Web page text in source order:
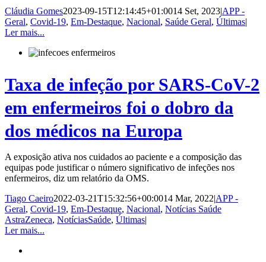
Cláudia Gomes2023-09-15T12:14:45+01:0014 Set, 2023|APP -
Geral, Covid-19, Em-Destaque, Nacional, Saúde Geral, Últimas|
Ler mais...
Taxa de infeção por SARS-CoV-2
em enfermeiros foi o dobro da
dos médicos na Europa
A exposição ativa nos cuidados ao paciente e a composição das
equipas pode justificar o número significativo de infeções nos
enfermeiros, diz um relatório da OMS.
Tiago Caeiro2022-03-21T15:32:56+00:0014 Mar, 2022|APP -
Geral, Covid-19, Em-Destaque, Nacional, Notícias Saúde
AstraZeneca, NotíciasSaúde, Últimas|
Ler mais...